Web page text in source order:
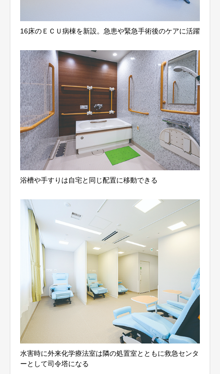
16床のＥＣＵ病棟を新設。急患や緊急手術後のケアに活躍
浴槽や手すりは自宅と同じ配置に移動できる
水害時に外来化学療法室は隣の処置室とともに救急センタ
ーとして司令塔になる